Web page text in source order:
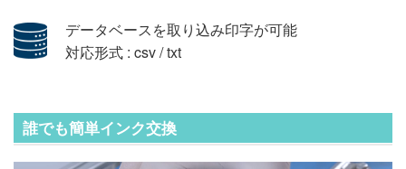
データベースを取り込み印字が可能
対応形式 : csv / txt
誰でも簡単インク交換